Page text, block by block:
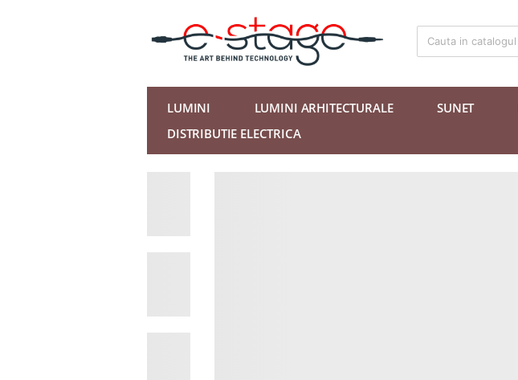
LUMINI LUMINI ARHITECTURALE SUNET
DISTRIBUTIE ELECTRICA